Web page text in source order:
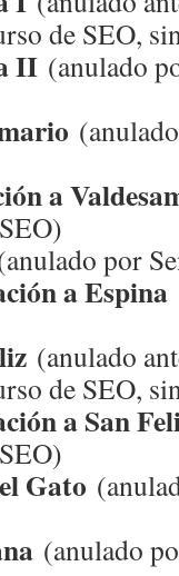
de SEO,
II (anulado
por
Espina
(anulado
de SEO,
San
(anulado